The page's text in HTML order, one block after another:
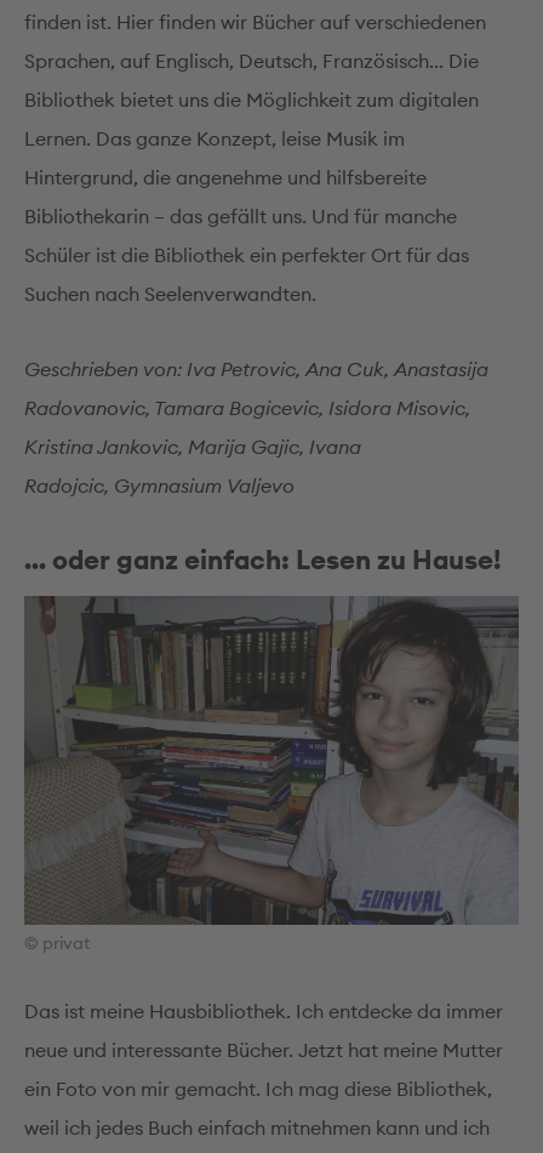
finden ist. Hier finden wir Bücher auf verschiedenen
Sprachen, auf Englisch, Deutsch, Französisch... Die
Bibliothek bietet uns die Möglichkeit zum digitalen
Lernen. Das ganze Konzept, leise Musik im
Hintergrund, die angenehme und hilfsbereite
Bibliothekarin – das gefällt uns. Und für manche
Schüler ist die Bibliothek ein perfekter Ort für das
Suchen nach Seelenverwandten.
Geschrieben von: Iva Petrovic, Ana Cuk, Anastasija
Radovanovic, Tamara Bogicevic, Isidora Misovic,
Kristina Jankovic, Marija Gajic, Ivana
Radojcic, Gymnasium Valjevo
… oder ganz einfach: Lesen zu Hause!
© privat
Das ist meine Hausbibliothek. Ich entdecke da immer
neue und interessante Bücher. Jetzt hat meine Mutter
ein Foto von mir gemacht. Ich mag diese Bibliothek,
weil ich jedes Buch einfach mitnehmen kann und ich